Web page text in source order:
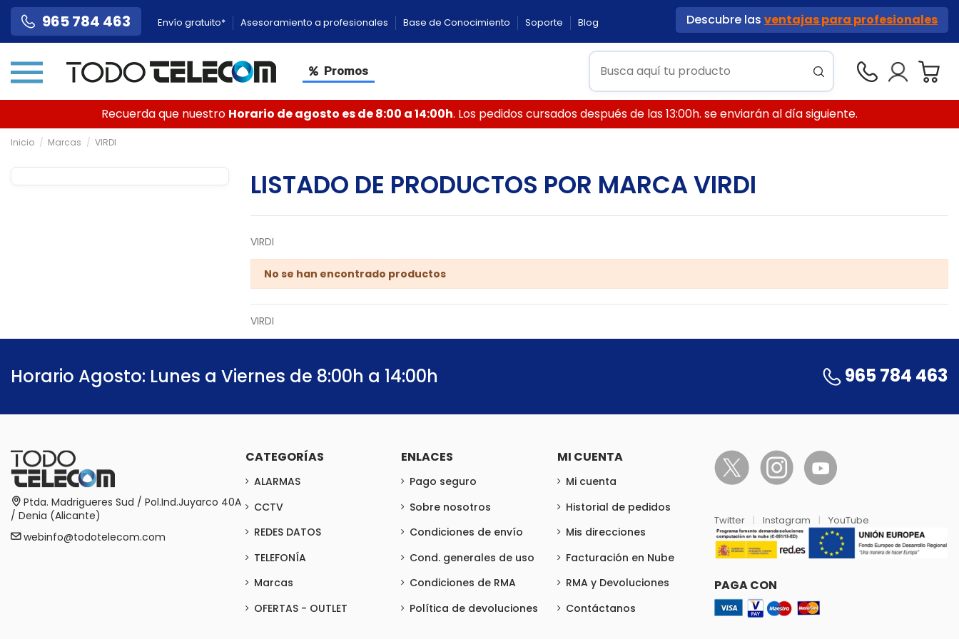
965 784 463 Envío gratuito* Asesoramiento a profesionales Base de Conocimiento Soporte Blog Descubre las ventajas para profesionales
Promos
Recuerda que nuestro Horario de agosto es de 8:00 a 14:00h. Los pedidos cursados después de las 13:00h. se enviarán al día siguiente.
Inicio Marcas VIRDI
LISTADO DE PRODUCTOS POR MARCA VIRDI
VIRDI
No se han encontrado productos
VIRDI
Horario Agosto: Lunes a Viernes de 8:00h a 14:00h 965 784 463
Ptda. Madrigueres Sud / Pol.Ind.Juyarco 40A
/ Denia (Alicante)
webinfo@todotelecom.com
CATEGORÍAS
ALARMAS
CCTV
REDES DATOS
TELEFONÍA
Marcas
OFERTAS - OUTLET
ENLACES
Pago seguro
Sobre nosotros
Condiciones de envío
Cond. generales de uso
Condiciones de RMA
Política de devoluciones
MI CUENTA
Mi cuenta
Historial de pedidos
Mis direcciones
Facturación en Nube
RMA y Devoluciones
Contáctanos
Twitter | Instagram | YouTube
PAGA CON